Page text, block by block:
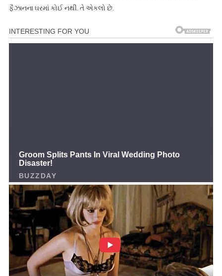
ફૈઝાનના ઘરમાં કોઈ નથી. તે એકલો છે.